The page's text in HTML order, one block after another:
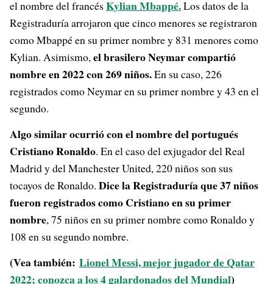
el nombre del francés Kylian Mbappé.Los datos de la
Registraduría arrojaron que cinco menores se registraron
como Mbappé en su primer nombre y 831 menores como
Kylian. Asimismo,el brasilero Neymar compartió
nombre en 2022 con 269 niños.En su caso, 226
registrados como Neymar en su primer nombre y 43 en el
segundo.
Algo similar ocurrió con el nombre del portugués
Cristiano Ronaldo. En el caso del exjugador del Real
Madrid y del Manchester United, 220 niños son sus
tocayos de Ronaldo. Dice la Registraduría que 37 niños
fueron registrados como Cristiano en su primer
nombre, 75 niños en su primer nombre como Ronaldo y
108 en su segundo nombre.
(Vea también: Lionel Messi, mejor jugador de Qatar
2022; conozca a los 4 galardonados del Mundial)